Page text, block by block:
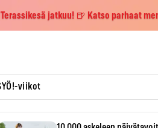
Terassikesä jatkuu! 🍺 Katso parhaat
viikot